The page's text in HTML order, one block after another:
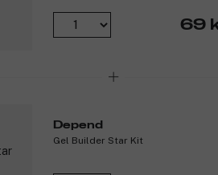
69
Depend
Gel Builder Star Kit